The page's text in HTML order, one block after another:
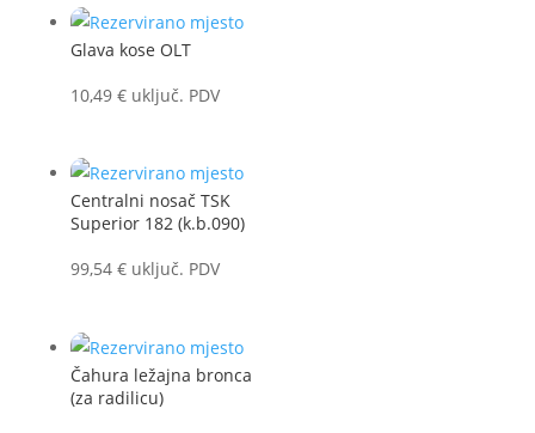
Glava kose OLT
10,49 € uključ. PDV
Centralni nosač TSK
Superior 182 (k.b.090)
99,54 € uključ. PDV
Čahura ležajna bronca
(za radilicu)